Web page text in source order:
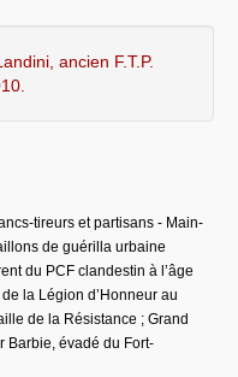
ancien F.T.P.
tireurs et partisans - Main-
de guérilla urbaine
du PCF clandestin à l’âge
la Légion d’Honneur au
de la Résistance ; Grand
Barbie, évadé du Fort-